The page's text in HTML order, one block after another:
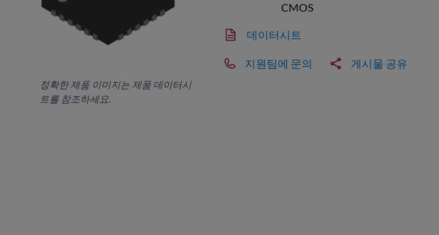
정확한 제품 이미지는 제품 데이터시
트를 참조하세요.
CMOS
데이터시트
지원팀에 문의 게시물 공유